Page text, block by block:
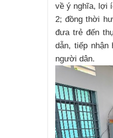
về ý nghĩa, lợi
2; đồng thời
đưa trẻ đến
dẫn, tiếp nhận
người dân.